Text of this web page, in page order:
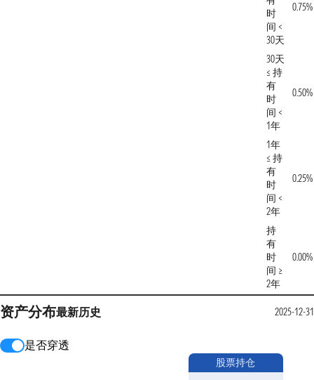
时
间 <
30天
0.75%
30天
≤ 持
有
时
间 <
1年
0.50%
1年
≤ 持
有
时
间 <
2年
0.25%
持
有
时
间 ≥
2年
0.00%
资产分布最新历史 2025-12-31
是否穿透
股票持仓